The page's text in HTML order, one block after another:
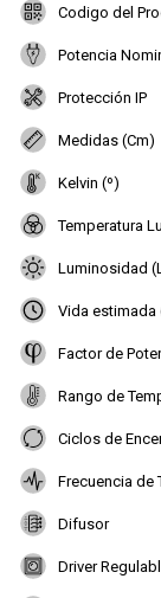
Codigo del
Potencia
Protección IP
Medidas (Cm)
Kelvin (º)
Temperatura
Luminosidad
Vida estimada
Factor de
Rango de
Ciclos de
Frecuencia de
Difusor
Driver